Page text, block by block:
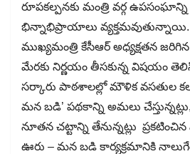
రూపకల్పనకు మంత్రి వర్గ
భిన్నాభిప్రాయాలు
ముఖ్యమంత్రి కేసీఆర్ అధ్యక్షతన
మేరకు నిర్ణయం తీసకున్న విషయం
సర్కారు పాఠశాలల్లో మౌళిక వసతుల
మన బడి’ పథకాన్ని అమలు
నూతన చట్టాన్ని తేనున్నట్లు
ఊరు – మన బడి కార్యక్రమానికి